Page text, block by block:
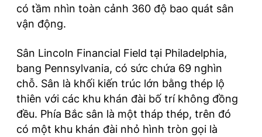
có tầm nhìn toàn cảnh 360 độ bao quát sân
vận động.
Sân Lincoln Financial Field tại Philadelphia,
bang Pennsylvania, có sức chứa 69 nghìn
chỗ. Sân là khối kiến trúc lớn bằng thép lộ
thiên với các khu khán đài bố trí không đồng
đều. Phía Bắc sân là một tháp thép, trên đó
có một khu khán đài nhỏ hình tròn gọi là